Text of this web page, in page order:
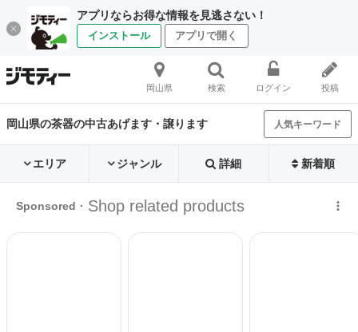
アプリならお得な情報を見逃さない！
インストール アプリで開く
岡山県 検索 ログイン 投稿
岡山県の茶器の中古あげます・譲ります 人気キーワード
エリア ジャンル 詳細 新着順